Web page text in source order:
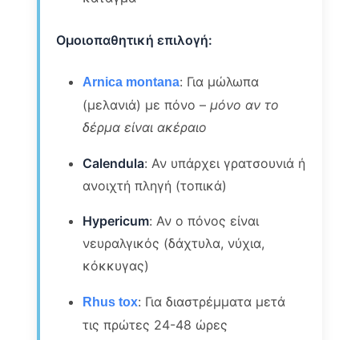
Ομοιοπαθητική επιλογή:
Arnica montana: Για μώλωπα
(μελανιά) με πόνο –μόνο αν το
δέρμα είναι ακέραιο
Calendula: Αν υπάρχει γρατσουνιά ή
ανοιχτή πληγή (τοπικά)
Hypericum: Αν ο πόνος είναι
νευραλγικός (δάχτυλα, νύχια,
κόκκυγας)
Rhus tox: Για διαστρέμματα μετά
τις πρώτες 24-48 ώρες